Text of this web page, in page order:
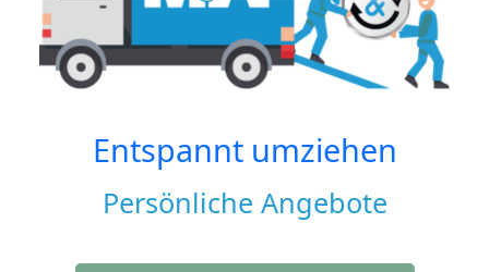
Entspannt umziehen
Persönliche Angebote